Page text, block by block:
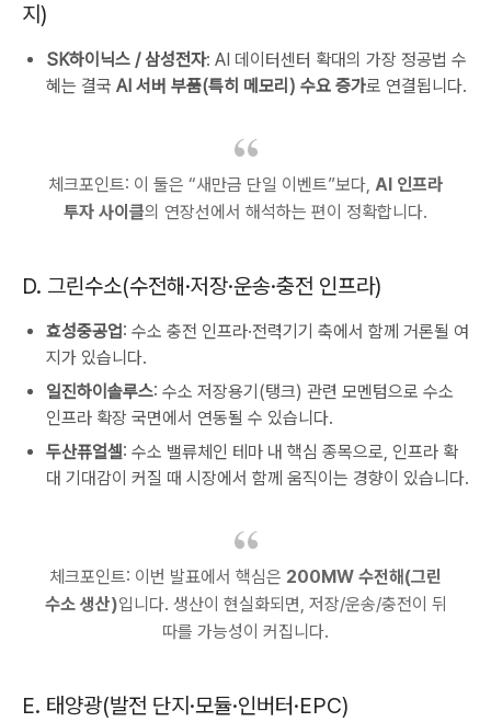
지)
SK하이닉스 / 삼성전자: AI 데이터센터 확대의 가장 정공법 수
혜는 결국 AI 서버 부품(특히 메모리) 수요 증가로 연결됩니다.
체크포인트: 이 둘은 “새만금 단일 이벤트”보다, AI 인프라
투자 사이클의 연장선에서 해석하는 편이 정확합니다.
D. 그린수소(수전해·저장·운송·충전 인프라)
효성중공업: 수소 충전 인프라·전력기기 축에서 함께 거론될 여
지가 있습니다.
일진하이솔루스: 수소 저장용기(탱크) 관련 모멘텀으로 수소
인프라 확장 국면에서 연동될 수 있습니다.
두산퓨얼셀: 수소 밸류체인 테마 내 핵심 종목으로, 인프라 확
대 기대감이 커질 때 시장에서 함께 움직이는 경향이 있습니다.
체크포인트: 이번 발표에서 핵심은 200MW 수전해(그린
수소 생산)입니다. 생산이 현실화되면, 저장/운송/충전이 뒤
따를 가능성이 커집니다.
E. 태양광(발전 단지·모듈·인버터·EPC)